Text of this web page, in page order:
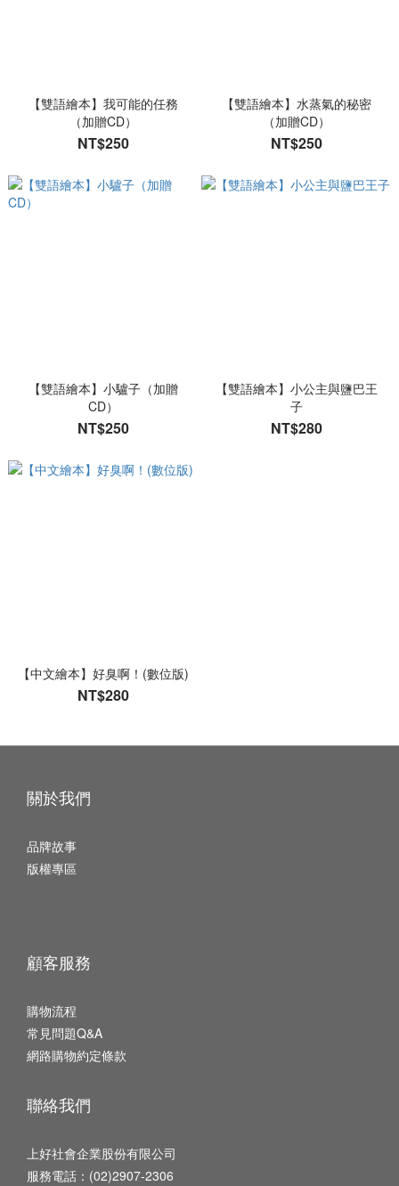
【雙語繪本】我可能的任務
（加贈CD）
NT$250
【雙語繪本】水蒸氣的秘密
（加贈CD）
NT$250
【雙語繪本】小驢子（加贈
CD）
NT$250
【雙語繪本】小公主與鹽巴王
子
NT$280
【中文繪本】好臭啊！(數位版)
NT$280
關於我們
品牌故事
版權專區
顧客服務
購物流程
常見問題Q&A
網路購物約定條款
聯絡我們
上好社會企業股份有限公司
服務電話：(02)2907-2306